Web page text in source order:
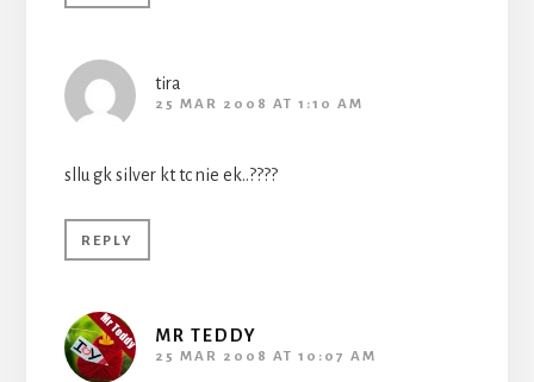
tira
25 MAR 2008 AT 1:10 AM
sllu gk silver kt tc nie ek..????
REPLY
MR TEDDY
25 MAR 2008 AT 10:07 AM